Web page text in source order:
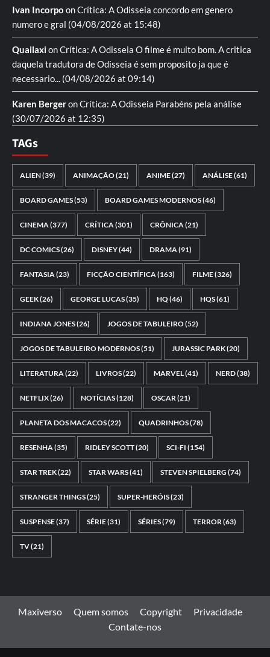
Ivan Incorpo onCrítica: A Odisseia concordo em genero
numero e gral (04/08/2026 at 15:48)
QuailaxionCrítica: A Odisseia O filme é muito bom. A critica
daquela tradutora de Odisseia é sem proposito ja que é
necessario... (04/08/2026 at 09:14)
Karen BergeronCrítica: A Odisseia Parabéns pela análise
(30/07/2026 at 12:35)
TAGs
ALIEN(39) ANIMAÇÃO(21) ANIME(27) ANÁLISE(61)
BOARD GAMES(53) BOARD GAMES MODERNOS(46)
CINEMA(377) CRÍTICA(301) CRÔNICA(21)
DC COMICS(26) DISNEY(44) DRAMA(91)
FANTASIA(23) FICÇÃO CIENTÍFICA(163) FILME(326)
GEEK(26) GEORGE LUCAS(35) HQ(46) HQS(61)
INDIANA JONES(26) JOGOS DE TABULEIRO(52)
JOGOS DE TABULEIRO MODERNOS(51) JURASSIC PARK(20)
LITERATURA(22) LIVROS(22) MARVEL(41) NERD(38)
NETFLIX(26) NOTÍCIAS(128) OSCAR(21)
PLANETA DOS MACACOS(22) QUADRINHOS(78)
RESENHA(35) RIDLEY SCOTT(20) SCI-FI (154)
STAR TREK(22) STAR WARS(41) STEVEN SPIELBERG (74)
STRANGER THINGS(25) SUPER-HERÓIS(23)
SUSPENSE(37) SÉRIE(31) SÉRIES(79) TERROR(63)
TV(21)
Maxiverso Quem somos Copyright
Privacidade
Contate-nos